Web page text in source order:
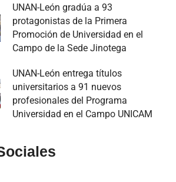
UNAN-León gradúa a 93
protagonistas de la Primera
Promoción de Universidad en el
Campo de la Sede Jinotega
UNAN-León entrega títulos
universitarios a 91 nuevos
profesionales del Programa
Universidad en el Campo UNICAM